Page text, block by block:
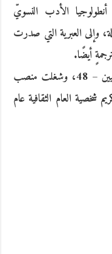
الأدب النسويّ
وإلى العبرية التي صدرت
أيضًا.
وكانت من مؤسسي اتحاد الكتّاب الفلسطينيين – 48، وشغلت منصب
شخصية العام الثقافية عام